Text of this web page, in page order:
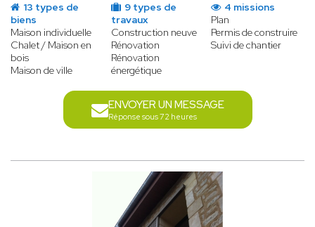
13 types de
biens
Maison individuelle
Chalet / Maison en
bois
Maison de ville
9 types de
travaux
Construction neuve
Rénovation
Rénovation
énergétique
4 missions
Plan
Permis de construire
Suivi de chantier
ENVOYER UN MESSAGE
Réponse sous 72 heures